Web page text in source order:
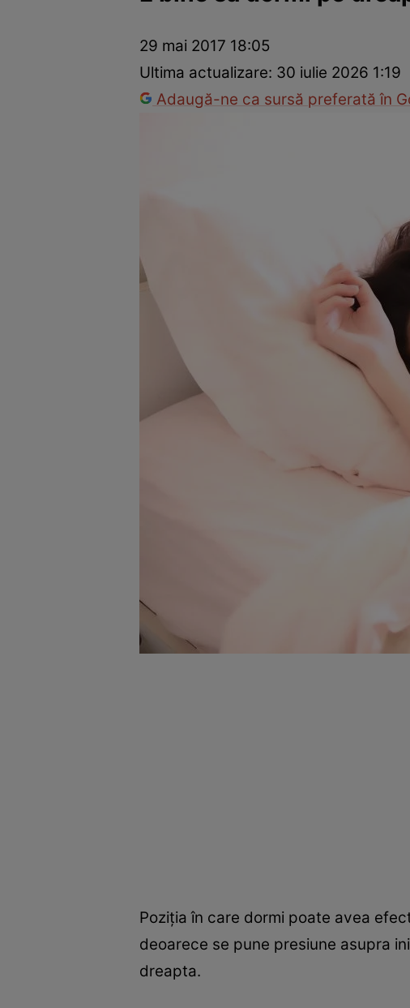
Dezvoltare personalăÎngrijire personalăCasă și grădină
29 mai 2017 18:05
Ultima actualizare: 30 iulie 2026 1:19
Adaugă-ne ca sursă preferată în
Poziţia în care dormi poate avea
deoarece se pune presiune asupra
dreapta.